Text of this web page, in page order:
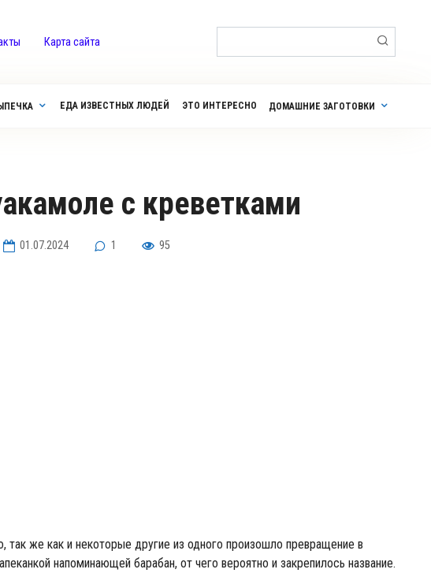
Карта сайта
ЕДА ИЗВЕСТНЫХ ЛЮДЕЙ ЭТО ИНТЕРЕСНО ДОМАШНИЕ ЗАГОТОВКИ
с креветками
01.07.2024 1 95
же как и некоторые другие из одного произошло превращение в
напоминающей барабан, от чего вероятно и закрепилось название.